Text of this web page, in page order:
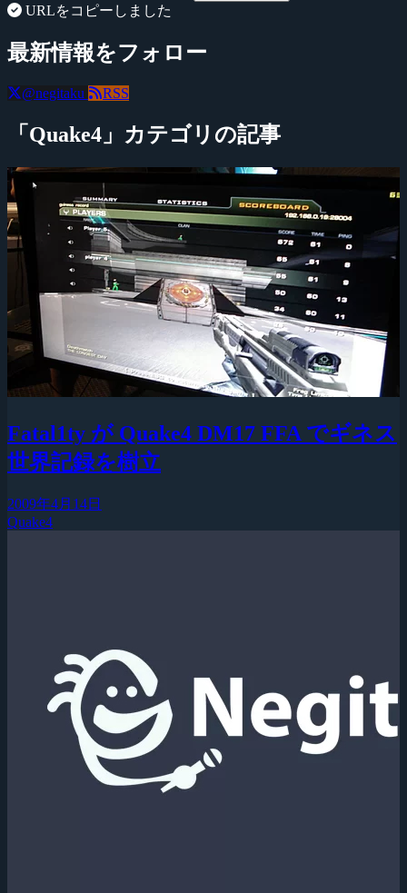
URLをコピーしました
最新情報をフォロー
@negitaku RSS
「Quake4」カテゴリの記事
Fatal1ty が Quake4 DM17 FFA でギネス
世界記録を樹立
2009年4月14日
Quake4